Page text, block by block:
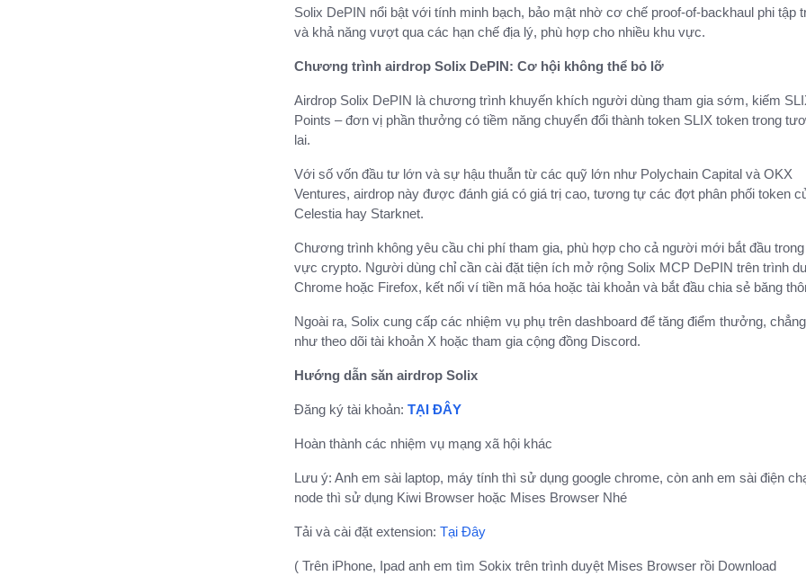
Solix DePIN nổi bật với tính minh bạch, bảo mật nhờ cơ chế proof-of-backhaul phi tập
và khả năng vượt qua các hạn chế địa lý, phù hợp cho nhiều khu vực.
Chương trình airdrop Solix DePIN: Cơ hội không thể bỏ lỡ
Airdrop Solix DePIN là chương trình khuyến khích người dùng tham gia sớm, kiếm
Points – đơn vị phần thưởng có tiềm năng chuyển đổi thành token SLIX token trong
lai.
Với số vốn đầu tư lớn và sự hậu thuẫn từ các quỹ lớn như Polychain Capital và OKX
Ventures, airdrop này được đánh giá có giá trị cao, tương tự các đợt phân phối token
Celestia hay Starknet.
Chương trình không yêu cầu chi phí tham gia, phù hợp cho cả người mới bắt đầu
vực crypto. Người dùng chỉ cần cài đặt tiện ích mở rộng Solix MCP DePIN trên trình
Chrome hoặc Firefox, kết nối ví tiền mã hóa hoặc tài khoản và bắt đầu chia sẻ băng
Ngoài ra, Solix cung cấp các nhiệm vụ phụ trên dashboard để tăng điểm thưởng,
như theo dõi tài khoản X hoặc tham gia cộng đồng Discord.
Hướng dẫn săn airdrop Solix
Đăng ký tài khoản: TẠI ĐÂY
Hoàn thành các nhiệm vụ mạng xã hội khác
Lưu ý: Anh em sài laptop, máy tính thì sử dụng google chrome, còn anh em sài điện
node thì sử dụng Kiwi Browser hoặc Mises Browser Nhé
Tải và cài đặt extension: Tại Đây
( Trên iPhone, Ipad anh em tìm Sokix trên trình duyệt Mises Browser rồi Download